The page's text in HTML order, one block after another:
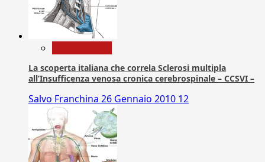
La scoperta italiana che correla Sclerosi multipla
all’Insufficenza venosa cronica cerebrospinale – CCSVI –
Salvo Franchina 26 Gennaio 2010 12